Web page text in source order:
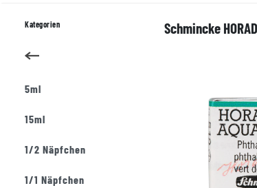
Schmincke
Kategorien
5ml
15ml
1/2 Näpfchen
1/1 Näpfchen